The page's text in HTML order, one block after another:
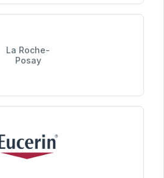
La Roche-
Posay